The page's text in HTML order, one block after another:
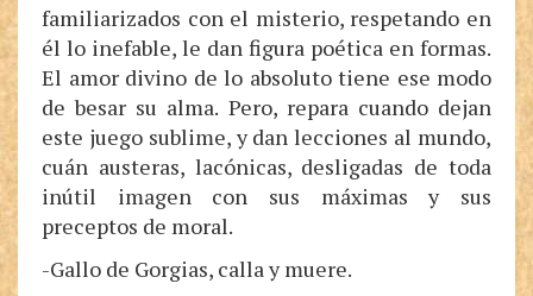
familiarizados con el misterio, respetando en
él lo inefable, le dan figura poética en formas.
El amor divino de lo absoluto tiene ese modo
de besar su alma. Pero, repara cuando dejan
este juego sublime, y dan lecciones al mundo,
cuán austeras, lacónicas, desligadas de toda
inútil imagen con sus máximas y sus
preceptos de moral.
-Gallo de Gorgias, calla y muere.